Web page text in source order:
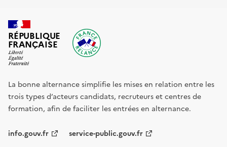
RÉPUBLIQUE
FRANÇAISE
La bonne alternance simplifie les mises en relation entre les
trois types d’acteurs candidats, recruteurs et centres de
formation, afin de faciliter les entrées en alternance.
info.gouv.fr service-public.gouv.fr